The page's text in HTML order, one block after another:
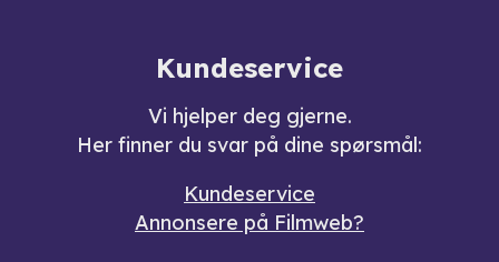
Kundeservice
Vi hjelper deg gjerne.
Her finner du svar på dine spørsmål:
Kundeservice
Annonsere på Filmweb?